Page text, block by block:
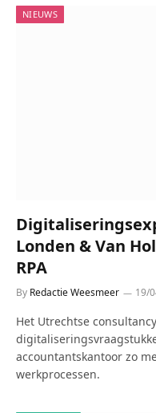
NIEUWS
Londen & Van
RPA
By Redactie Weesmeer 19/
Het Utrechtse
accountantskantoor zo
werkprocessen.